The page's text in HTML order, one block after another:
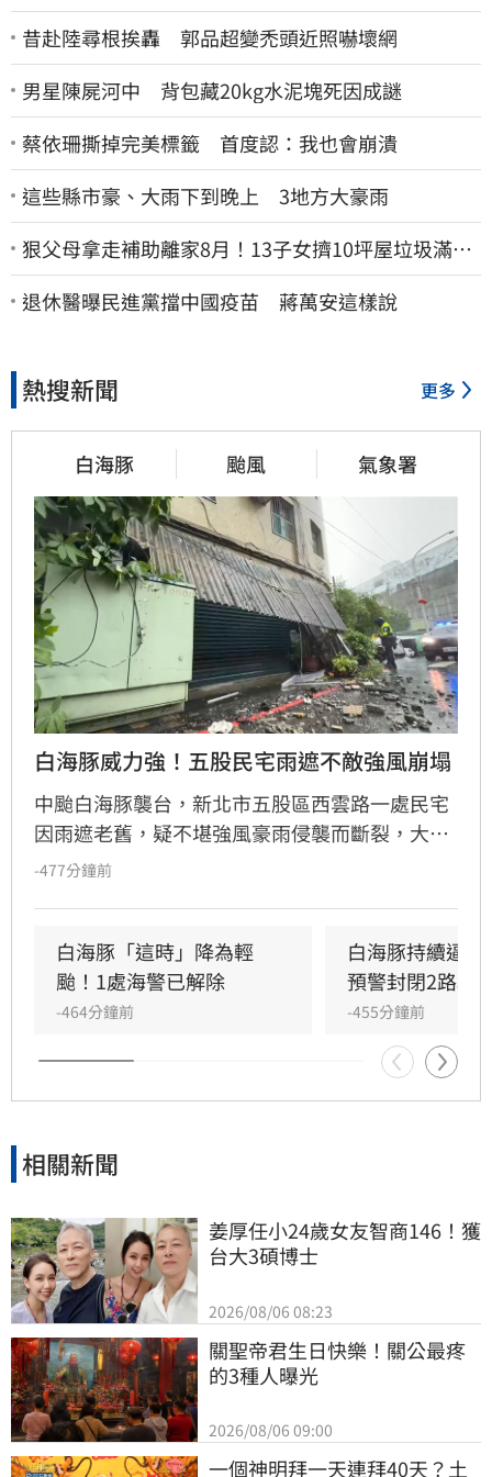
昔赴陸尋根挨轟 郭品超變禿頭近照嚇壞網
男星陳屍河中 背包藏20kg水泥塊死因成謎
蔡依珊撕掉完美標籤 首度認：我也會崩潰
這些縣市豪、大雨下到晚上 3地方大豪雨
狠父母拿走補助離家8月！13子女擠10坪屋垃圾滿地
驚見幼童深夜遊蕩
退休醫曝民進黨擋中國疫苗 蔣萬安這樣說
熱搜新聞 更多
白海豚 颱風 氣象署
白海豚威力強！五股民宅雨遮不敵強風崩塌
中颱白海豚襲台，新北市五股區西雲路一處民宅
因雨遮老舊，疑不堪強風豪雨侵襲而斷裂，大量
磚石與殘骸掉落街頭，所幸未釀人員傷亡。蘆洲
影響於今日上午最劇，氣象署針對北台灣及中部
山區發布豪雨特報，提醒民眾留意強風及劇烈降
雨，務必檢查家中老舊設施，預防墜落危險，並
注意午後天氣變化，盡量避免前往山區活動以確
保安全。
-477分鐘前
白海豚「這時」降為輕
颱！1處海警已解除
-464分鐘前
白海豚持續逼
預警封閉2路段
-455分鐘前
相關新聞
姜厚任小24歲女友智商146！獲
台大3碩博士
2026/08/06 08:23
關聖帝君生日快樂！關公最疼
的3種人曝光
2026/08/06 09:00
一個神明拜一天連拜40天？土